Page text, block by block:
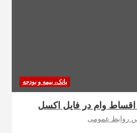
بانک، بیمه و بودجه
وام در فایل اکسل
روابط عمومی